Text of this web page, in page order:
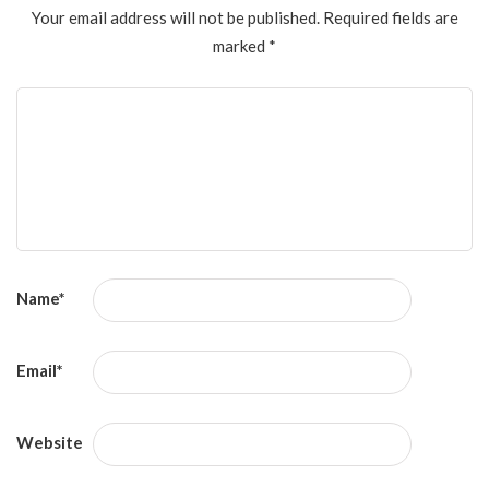
Your email address will not be published. Required fields are
marked *
Name*
Email*
Website